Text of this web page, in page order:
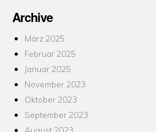
Archive
März 2025
Februar 2025
Januar 2025
November 2023
Oktober 2023
September 2023
August 2023